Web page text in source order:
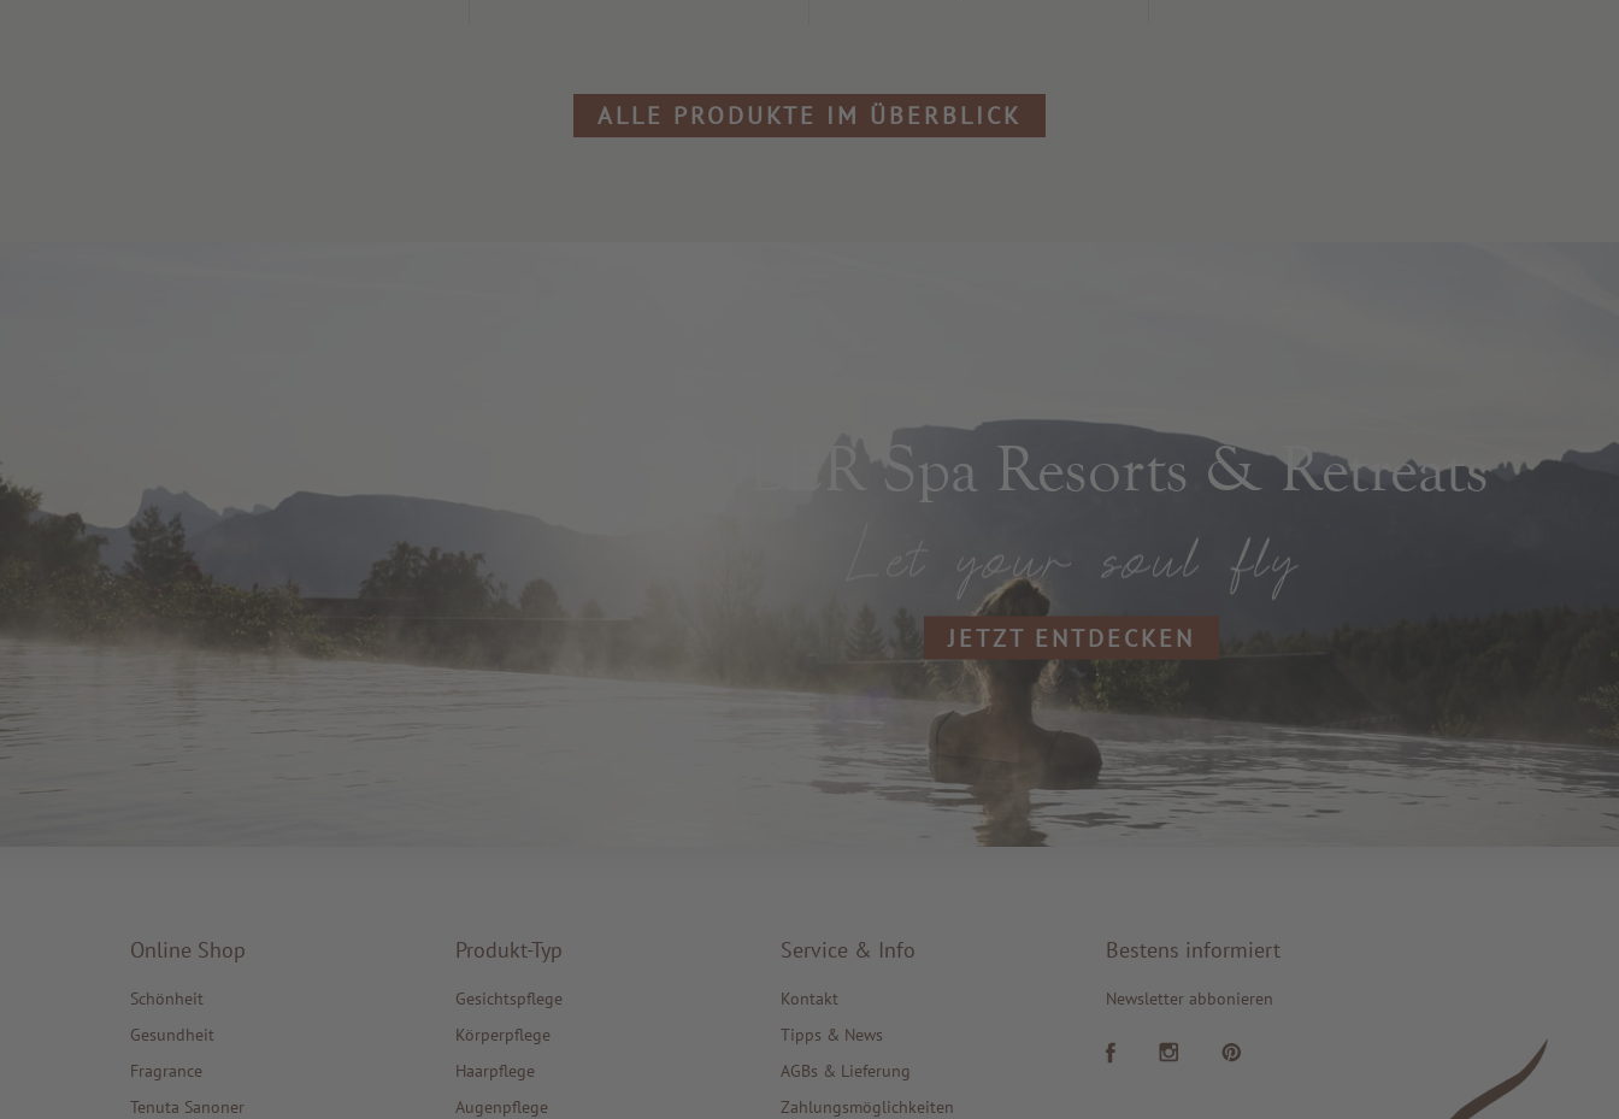
ALLE PRODUKTE IM ÜBERBLICK
ADLER Spa Resorts & Retreats
JETZT ENTDECKEN
Online Shop
Schönheit
Gesundheit
Fragrance
Tenuta Sanoner
Produkt-Typ
Gesichtspflege
Körperpflege
Haarpflege
Augenpflege
Service & Info
Kontakt
Tipps & News
AGBs & Lieferung
Zahlungsmöglichkeiten
Bestens informiert
Newsletter abbonieren